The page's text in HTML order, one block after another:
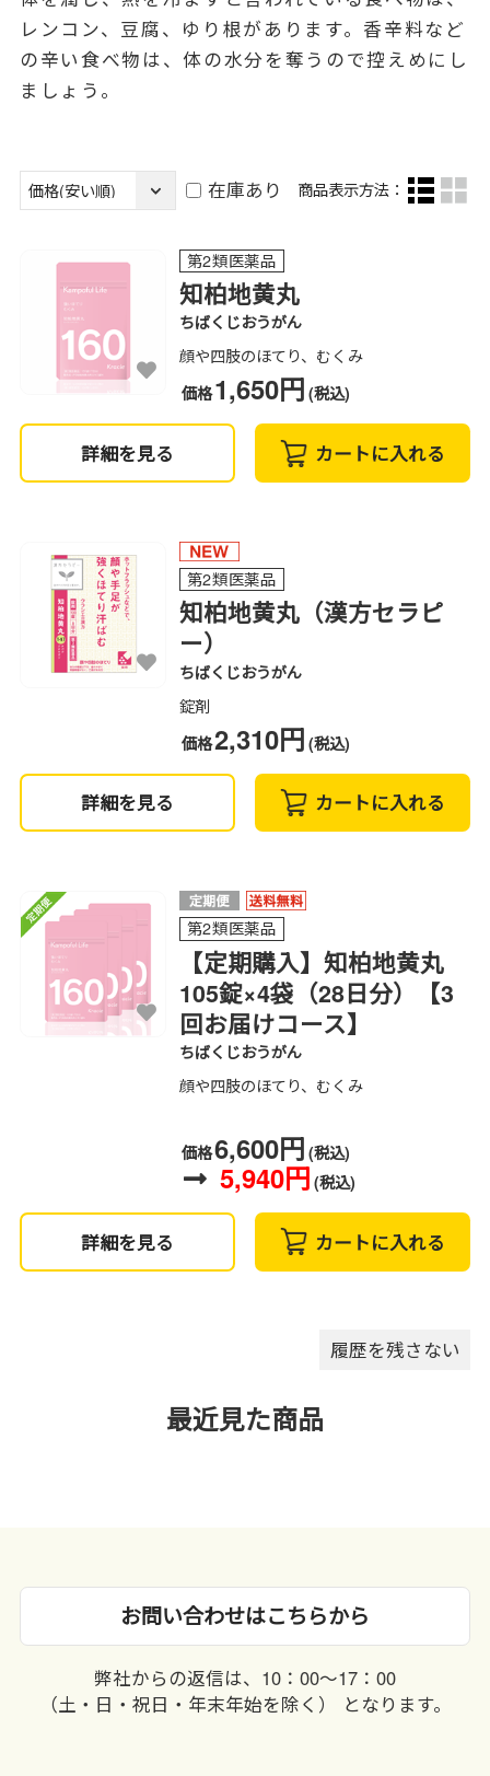
レンコン、豆腐、ゆり根があります。香辛料など
の辛い食べ物は、体の水分を奪うので控えめにし
ましょう。
在庫あり 商品表示方法：
第2類医薬品
知柏地黄丸
ちばくじおうがん
顔や四肢のほてり、むくみ
価格1,650円 (税込)
詳細を見る カートに入れる
第2類医薬品
知柏地黄丸（漢方セラピ
ー）
ちばくじおうがん
錠剤
価格2,310円 (税込)
詳細を見る カートに入れる
第2類医薬品
【定期購入】知柏地黄丸
105錠×4袋（28日分）【3
回お届けコース】
ちばくじおうがん
顔や四肢のほてり、むくみ
価格6,600円 (税込)
5,940円 (税込)
詳細を見る カートに入れる
履歴を残さない
最近見た商品
お問い合わせはこちらから
弊社からの返信は、10：00〜17：00
（土・日・祝日・年末年始を除く） となります。